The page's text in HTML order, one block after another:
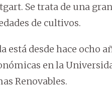
Se trata de una
de cultivos.
está desde hace ocho
en la
Renovables.